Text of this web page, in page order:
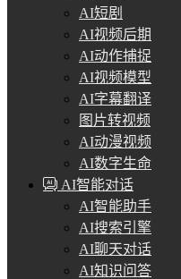
AI短剧
AI视频后期
AI动作捕捉
AI视频模型
AI字幕翻译
图片转视频
AI动漫视频
AI数字生命
AI智能对话
AI智能助手
AI搜索引擎
AI聊天对话
AI知识问答